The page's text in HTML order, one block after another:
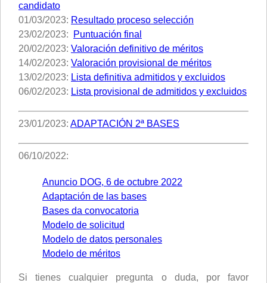
candidato
01/03/2023: Resultado proceso selección
23/02/2023:
Puntuación final
20/02/2023: Valoración definitivo de méritos
14/02/2023: Valoración provisional de méritos
13/02/2023: Lista definitiva admitidos y excluidos
06/02/2023: Lista provisional de admitidos y excluidos
23/01/2023: ADAPTACIÓN 2ª BASES
06/10/2022:
Anuncio DOG, 6 de octubre 2022
Adaptación de las bases
Bases da convocatoria
Modelo de solicitud
Modelo de datos personales
Modelo de méritos
Si tienes cualquier pregunta o duda, por favor